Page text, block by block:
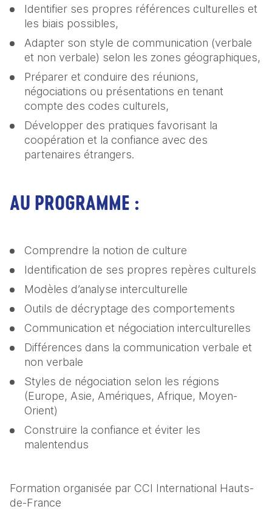
Identifier ses propres références culturelles et
les biais possibles,
Adapter son style de communication (verbale
et non verbale) selon les zones géographiques,
Préparer et conduire des réunions,
négociations ou présentations en tenant
compte des codes culturels,
Développer des pratiques favorisant la
coopération et la confiance avec des
partenaires étrangers.
AU PROGRAMME :
Comprendre la notion de culture
Identification de ses propres repères culturels
Modèles d’analyse interculturelle
Outils de décryptage des comportements
Communication et négociation interculturelles
Différences dans la communication verbale et
non verbale
Styles de négociation selon les régions
(Europe, Asie, Amériques, Afrique, Moyen-
Orient)
Construire la confiance et éviter les
malentendus
Formation organisée par CCI International Hauts-
de-France